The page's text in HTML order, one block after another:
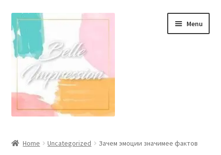
Skip
to
navigation
Skip
to
content
Menu
Home Uncategorized Зачем эмоции значимее фактов